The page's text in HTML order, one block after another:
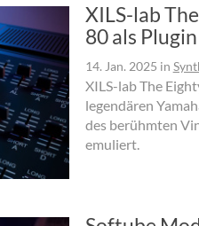
XILS-lab
80 als
14. Jan. 2025 in
XILS-lab The
legendären
des berühmten
emuliert.